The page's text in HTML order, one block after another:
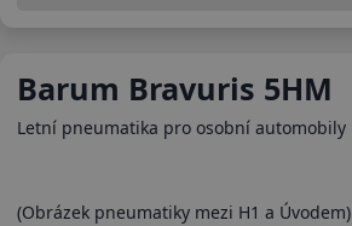
Barum Bravuris 5HM
Letní pneumatika pro osobní automobily
(Obrázek pneumatiky mezi H1 a Úvodem)